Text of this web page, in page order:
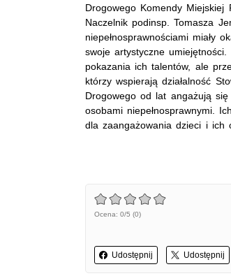
Drogowego Komendy Miejskiej
Naczelnik podinsp. Tomasza
niepełnosprawnościami miały
swoje artystyczne
pokazania ich talentów, ale
którzy wspierają działalność
Drogowego od lat angażują
osobami niepełnosprawnymi.
dla zaangażowania dzieci i
Ocena: 0/5 (0)
Udostępnij Udostępnij